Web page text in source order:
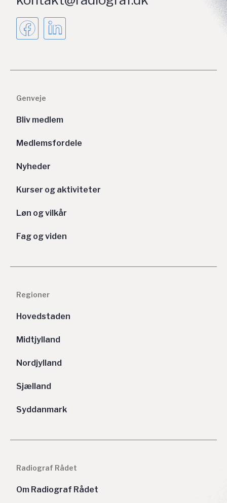
Genveje
Bliv medlem
Medlemsfordele
Nyheder
Kurser og aktiviteter
Løn og vilkår
Fag og viden
Regioner
Hovedstaden
Midtjylland
Nordjylland
Sjælland
Syddanmark
Radiograf Rådet
Om Radiograf Rådet